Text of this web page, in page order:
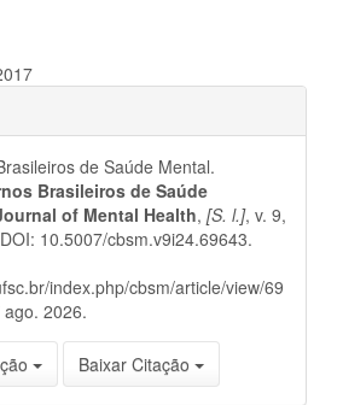
de Saúde Mental.
Brasileiros de Saúde
of Mental Health, [S. l.], v. 9,
10.5007/cbsm.v9i24.69643.
index.php/cbsm/article/view/69
2026.
Baixar Citação